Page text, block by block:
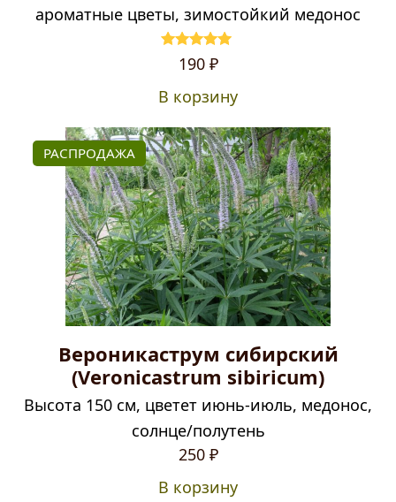
ароматные цветы, зимостойкий медонос
Оценка 5.00
из 5
190 ₽
В корзину
РАСПРОДАЖА
Вероникаструм сибирский
(Veronicastrum sibiricum)
Высота 150 см, цветет июнь-июль, медонос,
солнце/полутень
Первоначальная
составляла
250 ₽Текущая
250 ₽.
В корзину